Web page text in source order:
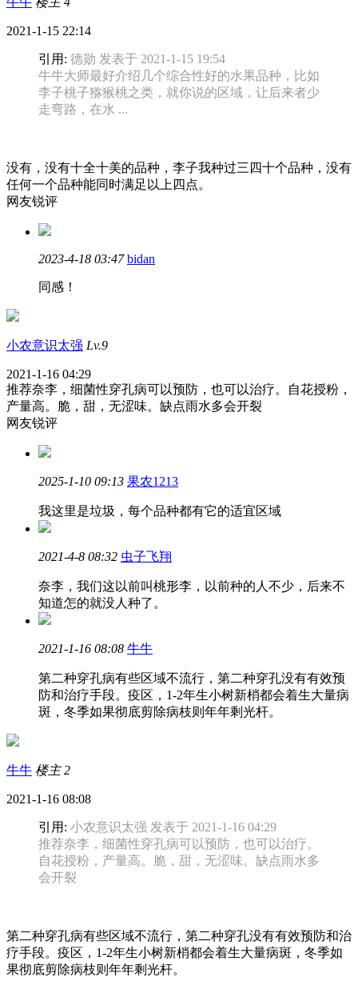
2021-1-15 22:14
引用: 德勋 发表于 2021-1-15 19:54
牛牛大师最好介绍几个综合性好的水果品种，比如
李子桃子猕猴桃之类，就你说的区域，让后来者少
走弯路，在水 ...
没有，没有十全十美的品种，李子我种过三四十个品种，没有
任何一个品种能同时满足以上四点。
网友锐评
2023-4-18 03:47 bidan
同感！
小农意识太强 Lv.9
2021-1-16 04:29
推荐奈李，细菌性穿孔病可以预防，也可以治疗。自花授粉，
产量高。脆，甜，无涩味。缺点雨水多会开裂
网友锐评
2025-1-10 09:13 果农1213
我这里是垃圾，每个品种都有它的适宜区域
2021-4-8 08:32 虫子飞翔
奈李，我们这以前叫桃形李，以前种的人不少，后来不
知道怎的就没人种了。
2021-1-16 08:08 牛牛
第二种穿孔病有些区域不流行，第二种穿孔没有有效预
防和治疗手段。疫区，1-2年生小树新梢都会着生大量病
斑，冬季如果彻底剪除病枝则年年剩光杆。
牛牛 楼主 2
2021-1-16 08:08
引用: 小农意识太强 发表于 2021-1-16 04:29
推荐奈李，细菌性穿孔病可以预防，也可以治疗。
自花授粉，产量高。脆，甜，无涩味。缺点雨水多
会开裂
第二种穿孔病有些区域不流行，第二种穿孔没有有效预防和治
疗手段。疫区，1-2年生小树新梢都会着生大量病斑，冬季如
果彻底剪除病枝则年年剩光杆。